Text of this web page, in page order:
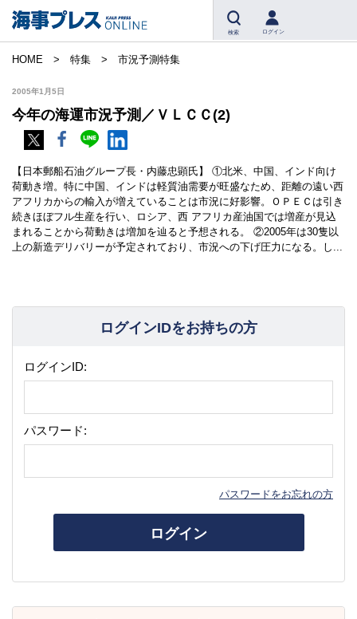
検索 ログイン
HOME 特集 市況予測特集
2005年1月5日
今年の海運市況予測／ＶＬＣＣ(2)
【日本郵船石油グループ長・内藤忠顕氏】 ①北米、中国、インド向け
荷動き増。特に中国、インドは軽質油需要が旺盛なため、距離の遠い西
アフリカからの輸入が増えていることは市況に好影響。ＯＰＥＣは引き
続きほぼフル生産を行い、ロシア、西 アフリカ産油国では増産が見込
まれることから荷動きは増加を辿ると予想される。 ②2005年は30隻以
上の新造デリバリーが予定されており、市況への下げ圧力になる。し...
ログインIDをお持ちの方
ログインID:
パスワード:
パスワードをお忘れの方
ログイン